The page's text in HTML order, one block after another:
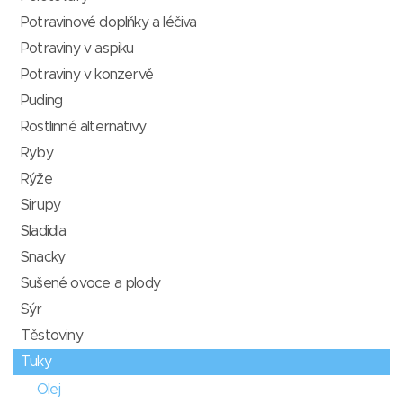
Potravinové doplňky a léčiva
Potraviny v aspiku
Potraviny v konzervě
Puding
Rostlinné alternativy
Ryby
Rýže
Sirupy
Sladidla
Snacky
Sušené ovoce a plody
Sýr
Těstoviny
Tuky
Olej